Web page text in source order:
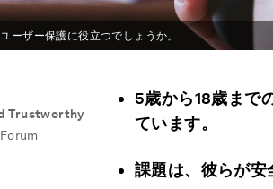
ーザー保護に役立つでしょうか。
Trustworthy
5歳から18歳まで
ています。
課題は、彼らが安